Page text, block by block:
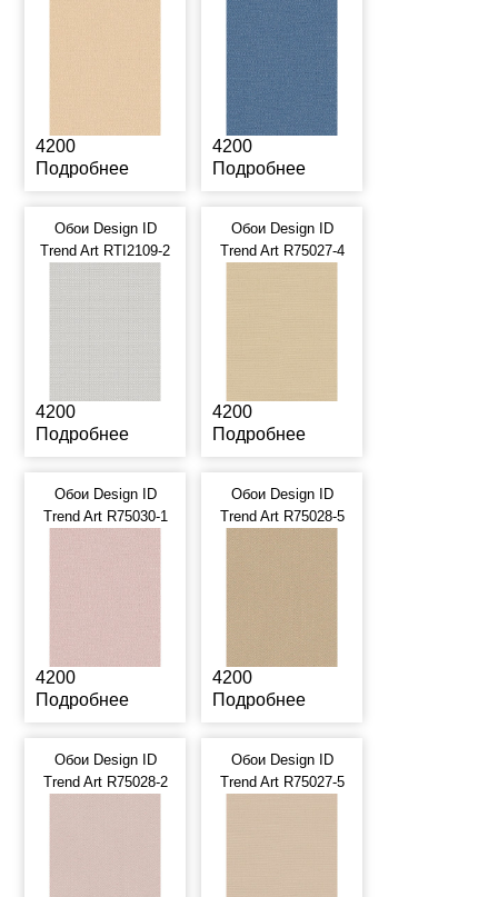
4200
Подробнее
4200
Подробнее
Обои Design ID
Trend Art RTI2109-2
4200
Подробнее
Обои Design ID
Trend Art R75027-4
4200
Подробнее
Обои Design ID
Trend Art R75030-1
4200
Подробнее
Обои Design ID
Trend Art R75028-5
4200
Подробнее
Обои Design ID
Trend Art R75028-2
Обои Design ID
Trend Art R75027-5